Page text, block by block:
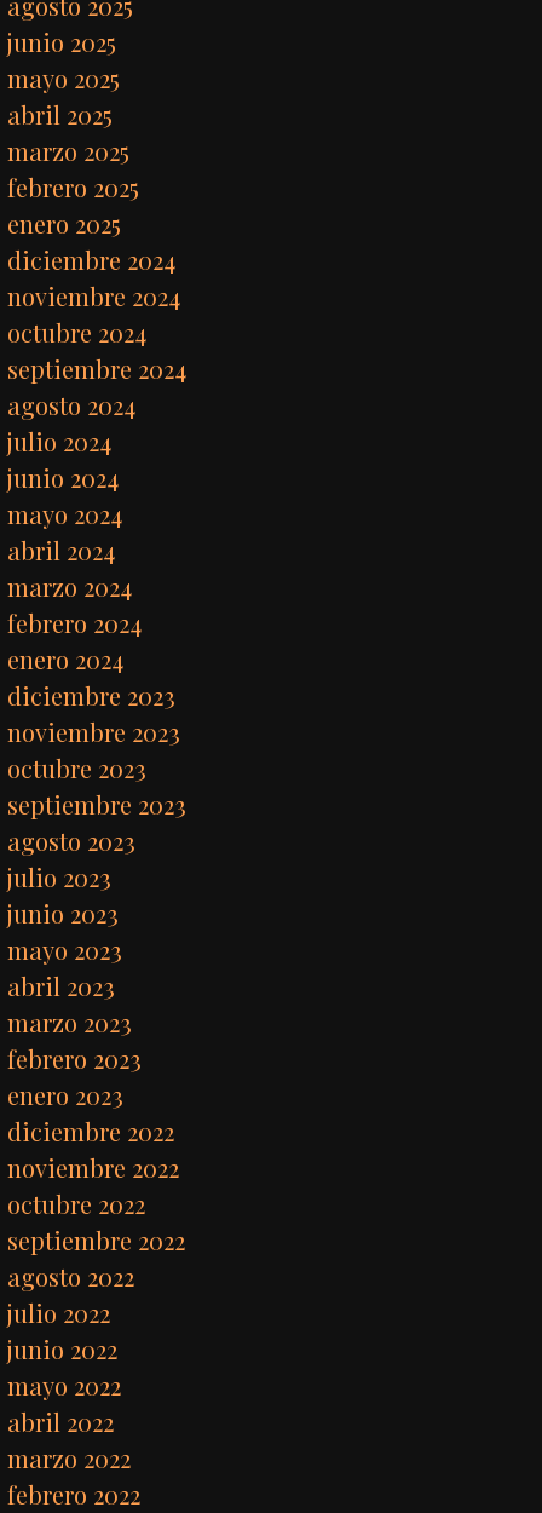
junio 2025
mayo 2025
abril 2025
marzo 2025
febrero 2025
enero 2025
diciembre 2024
noviembre 2024
octubre 2024
septiembre 2024
agosto 2024
julio 2024
junio 2024
mayo 2024
abril 2024
marzo 2024
febrero 2024
enero 2024
diciembre 2023
noviembre 2023
octubre 2023
septiembre 2023
agosto 2023
julio 2023
junio 2023
mayo 2023
abril 2023
marzo 2023
febrero 2023
enero 2023
diciembre 2022
noviembre 2022
octubre 2022
septiembre 2022
agosto 2022
julio 2022
junio 2022
mayo 2022
abril 2022
marzo 2022
febrero 2022